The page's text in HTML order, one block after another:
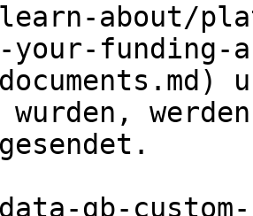
about/
your-funding-